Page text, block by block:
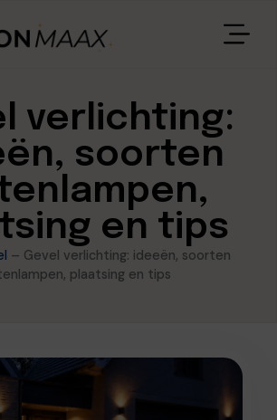
verlichting:
soorten
en tips
– Gevel verlichting: ideeën, soorten
plaatsing en tips